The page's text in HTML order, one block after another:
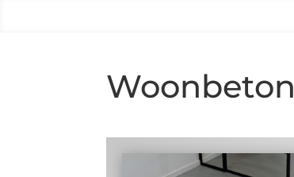
Woonbeton